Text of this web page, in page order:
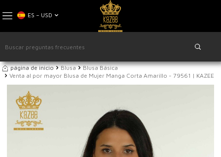
ES − USD
página de inicio Blusa
Blusa Básica
Venta al por mayor Blusa de Mujer Manga Corta Amarillo - 79561 | KAZEE